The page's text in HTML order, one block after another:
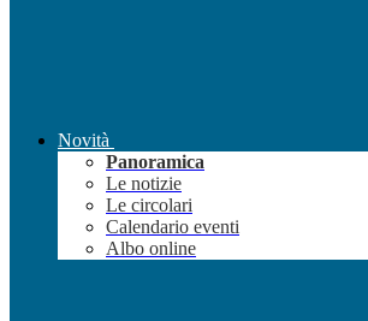
Novità
Panoramica
Le notizie
Le circolari
Calendario eventi
Albo online